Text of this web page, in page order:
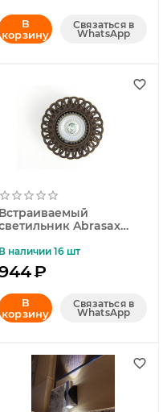
В
корзину
Связаться в
WhatsApp
Встраиваемый
Abrasax
В наличии 16 шт
₽
В
корзину
Связаться в
WhatsApp